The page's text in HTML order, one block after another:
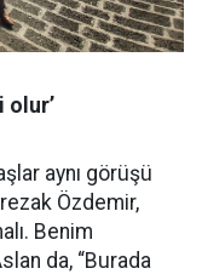
olur’
aynı görüşü
Özdemir,
Benim
da, “Burada